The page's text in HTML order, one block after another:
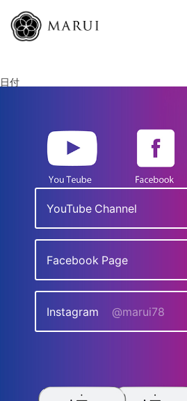
日付
YouTube Channel
Facebook Page
Instagram @marui78